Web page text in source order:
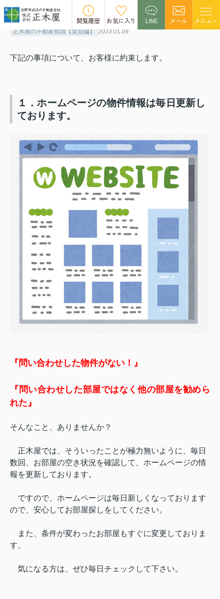
閲覧履歴 お気に入り LINE メール メニュー
お客様とのお約束
正木屋の不動産知識【賃貸編】 2023.01.09
下記の事項について、お客様に約束します。
１．ホームページの物件情報は毎日更新し
ております。
『 問い合わせした物件がない！』
『問い合わせした部屋ではなく他の部屋を勧めら
れた』
そんなこと、ありませんか？
正木屋では、そういったことが極力無いように、毎日
数回、お部屋の空き状況を確認して、ホームページの情
報を更新しております。
ですので、ホームページは毎日新しくなっております
ので、安心してお部屋探しをしてください。
また、条件が変わったお部屋もすぐに変更しておりま
す。
気になる方は、ぜひ毎日チェックして下さい。